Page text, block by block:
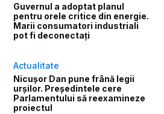
Guvernul a adoptat planul
pentru orele critice din energie.
Marii consumatori industriali
pot fi deconectați
Actualitate
Nicușor Dan pune frână legii
urșilor. Președintele cere
Parlamentului să reexamineze
proiectul